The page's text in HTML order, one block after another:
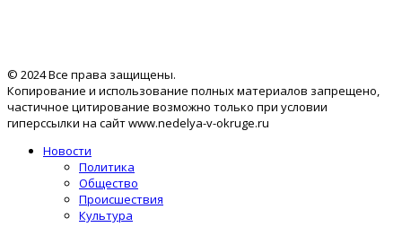
© 2024 Все права защищены.
Копирование и использование полных материалов запрещено,
частичное цитирование возможно только при условии
гиперссылки на сайт www.nedelya-v-okruge.ru
Новости
Политика
Общество
Происшествия
Культура